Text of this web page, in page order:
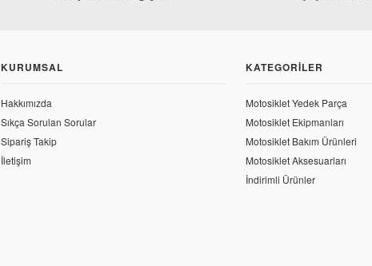
KURUMSAL
Hakkımızda
Sıkça Sorulan Sorular
Sipariş Takip
İletişim
KATEGORILER
Motosiklet Yedek Parça
Motosiklet Ekipmanları
Motosiklet Bakım Ürünleri
Motosiklet Aksesuarları
İndirimli Ürünler